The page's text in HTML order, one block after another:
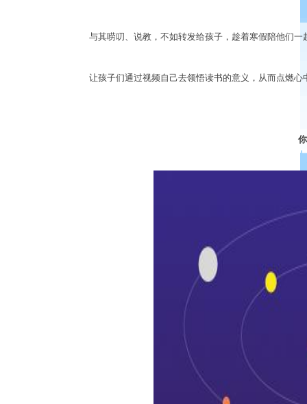
与其唠叨、说教，不如转发给孩子，趁着寒假陪他们一
让孩子们通过视频自己去领悟读书的意义，从而点燃